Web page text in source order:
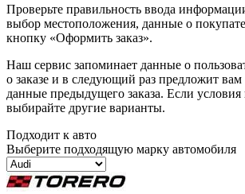
Проверьте правильность ввода
выбор местоположения, данные о
кнопку «Оформить заказ».
Наш сервис запоминает данные о
о заказе и в следующий раз предложит
данные предыдущего заказа. Если условия
выбирайте другие варианты.
Подходит к авто
Выберите подходящую марку автомобиля